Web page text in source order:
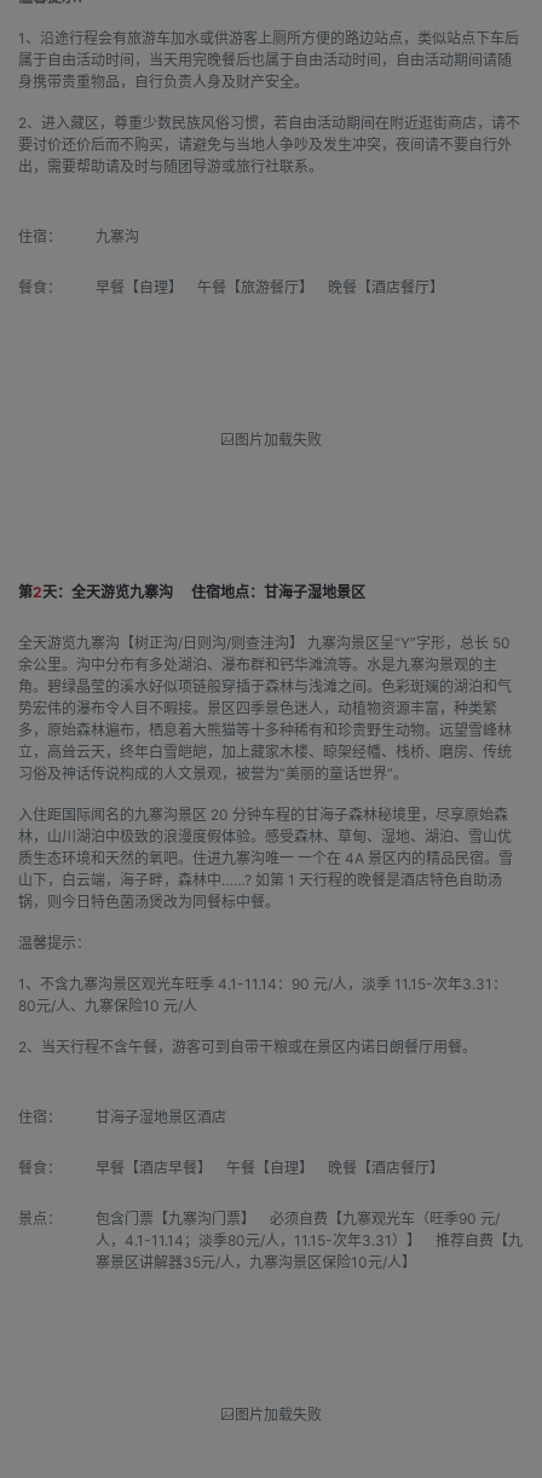
1、沿途行程会有旅游车加水或供游客上厕所方便的路边站点，类似站点下车后
属于自由活动时间，当天用完晚餐后也属于自由活动时间，自由活动期间请随
身携带贵重物品，自行负责人身及财产安全。
2、进入藏区，尊重少数民族风俗习惯，若自由活动期间在附近逛街商店，请不
要讨价还价后而不购买，请避免与当地人争吵及发生冲突，夜间请不要自行外
出，需要帮助请及时与随团导游或旅行社联系。
住宿： 九寨沟
餐食： 早餐【自理】 午餐【旅游餐厅】 晚餐【酒店餐厅】
图片加载失败
第2天：全天游览九寨沟 住宿地点：甘海子湿地景区
全天游览九寨沟【树正沟/日则沟/则查洼沟】 九寨沟景区呈“Y”字形，总长 50
余公里。沟中分布有多处湖泊、瀑布群和钙华滩流等。水是九寨沟景观的主
角。碧绿晶莹的溪水好似项链般穿插于森林与浅滩之间。色彩斑斓的湖泊和气
势宏伟的瀑布令人目不暇接。景区四季景色迷人，动植物资源丰富，种类繁
多，原始森林遍布，栖息着大熊猫等十多种稀有和珍贵野生动物。远望雪峰林
立，高耸云天，终年白雪皑皑，加上藏家木楼、晾架经幡、栈桥、磨房、传统
习俗及神话传说构成的人文景观，被誉为“美丽的童话世界”。
入住距国际闻名的九寨沟景区 20 分钟车程的甘海子森林秘境里，尽享原始森
林，山川湖泊中极致的浪漫度假体验。感受森林、草甸、湿地、湖泊、雪山优
质生态环境和天然的氧吧。住进九寨沟唯一 一个在 4A 景区内的精品民宿。雪
山下，白云端，海子畔，森林中……? 如第 1 天行程的晚餐是酒店特色自助汤
锅，则今日特色菌汤煲改为同餐标中餐。
温馨提示：
1、不含九寨沟景区观光车旺季 4.1-11.14：90 元/人，淡季 11.15-次年3.31：
80元/人、九寨保险10 元/人
2、当天行程不含午餐，游客可到自带干粮或在景区内诺日朗餐厅用餐。
住宿： 甘海子湿地景区酒店
餐食： 早餐【酒店早餐】 午餐【自理】 晚餐【酒店餐厅】
景点：
包含门票【九寨沟门票】 必须自费【九寨观光车（旺季90 元/
人，4.1-11.14；淡季80元/人，11.15-次年3.31）】 推荐自费【九
寨景区讲解器35元/人，九寨沟景区保险10元/人】
图片加载失败